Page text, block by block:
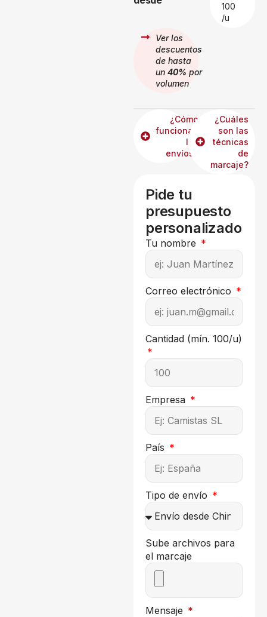
100
/u
Ver los
descuentos
de hasta
un 40% por
volumen
¿Cómo
funcionan
los
envíos?
¿Cuáles
son las
técnicas
de
marcaje?
Pide tu
presupuesto
personalizado
Tu nombre
Correo electrónico
Cantidad (mín. 100/u)
Empresa
País
Tipo de envío
Sube archivos para
el marcaje
Mensaje